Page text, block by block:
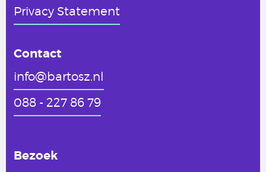
Privacy Statement
Contact
info@bartosz.nl
088 - 227 86 79
Bezoek